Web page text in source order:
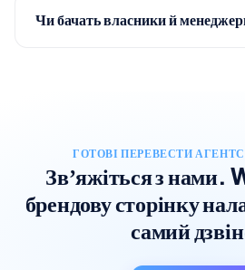
Чи бачать власники й менеджери
ГОТОВІ ПЕРЕВЕСТИ
Звʼяжіться з нами.
брендову сторінку
самий